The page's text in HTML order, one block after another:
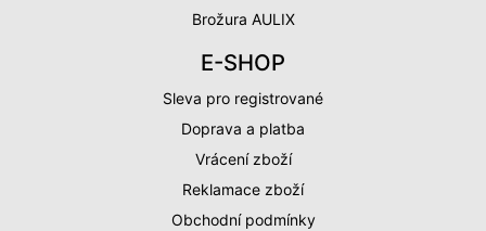
Brožura AULIX
E-SHOP
Sleva pro registrované
Doprava a platba
Vrácení zboží
Reklamace zboží
Obchodní podmínky